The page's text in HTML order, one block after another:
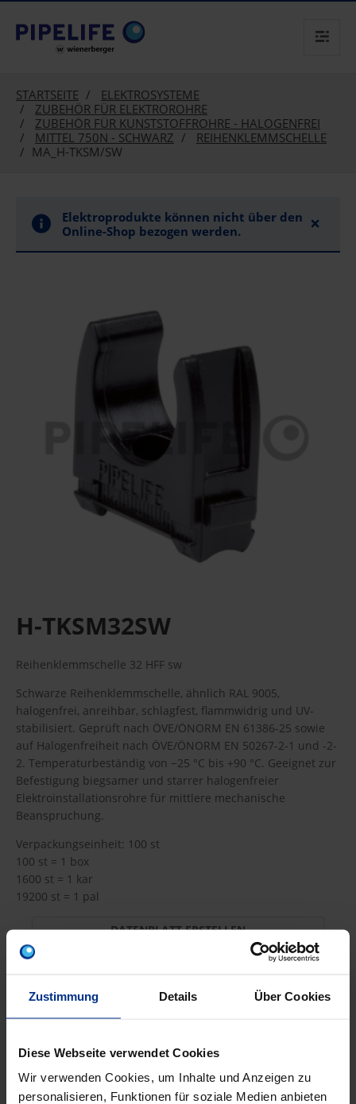
Zustimmung Details Über Cookies
Diese Webseite verwendet Cookies
Wir verwenden Cookies, um Inhalte und Anzeigen zu
personalisieren, Funktionen für soziale Medien anbieten
text.skipToContent
text.skipToNavigation
STARTSEITE
ELEKTROSYSTEME
ZUBEHÖR FÜR ELEKTROROHRE
ZUBEHÖR FÜR KUNSTSTOFFROHRE - HALOGENFREI
MITTEL 750N - SCHWARZ
REIHENKLEMMSCHELLE
MA_H-TKSM/SW
Elektroprodukte können nicht über den
Online-Shop bezogen werden.
×
H-TKSM32SW
Reihenklemmschelle 32 HFF sw
Schwarze Reihenklemmschelle, ähnlich RAL 9005,
halogenfrei, anreihbar, schlagfest, flammwidrig und UV-
stabilisiert. Geprüft nach ÖVE/ÖNORM EN 61386-25 sowie
auf Halogenfreiheit nach ÖVE/ÖNORM EN 50267-2-1 und -2-
2. Temperaturbeständig von −25 °C bis +90 °C. Geeignet zur
Befestigung biegsamer und starrer halogenfreier
Elektroinstallationsrohre für mittlere mechanische
Beanspruchung.
Verpackungseinheit: 100 st
100 st = 1 box
1600 st = 1 kar
19200 st = 1 pal
DATENBLATT ERSTELLEN
H-TKSM32SW
83,40 €
pro 100 st (exkl. Mwst.)
A9A
Code